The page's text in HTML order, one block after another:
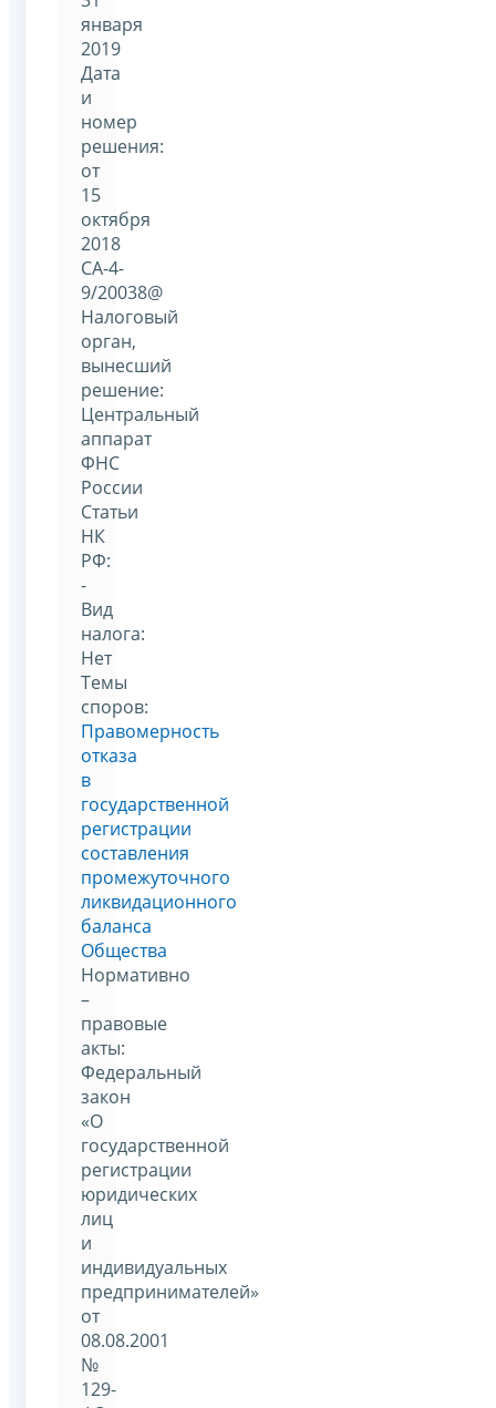
января
2019
Дата
и
номер
решения:
от
15
октября
2018
СА-4-
9/20038@
Налоговый
орган,
вынесший
решение:
Центральный
аппарат
ФНС
России
Статьи
НК
РФ:
-
Вид
налога:
Нет
Темы
споров:
Правомерность
отказа
в
государственной
регистрации
составления
промежуточного
ликвидационного
баланса
Общества
Нормативно
–
правовые
акты:
Федеральный
закон
«О
государственной
регистрации
юридических
лиц
и
индивидуальных
предпринимателей»
от
08.08.2001
№
129-